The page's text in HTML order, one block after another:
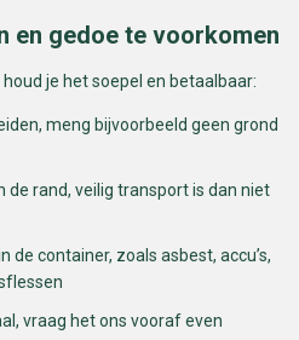
en gedoe te voorkomen
je het soepel en betaalbaar:
meng bijvoorbeeld geen grond
de rand, veilig transport is dan niet
de container, zoals asbest, accu’s,
vraag het ons vooraf even